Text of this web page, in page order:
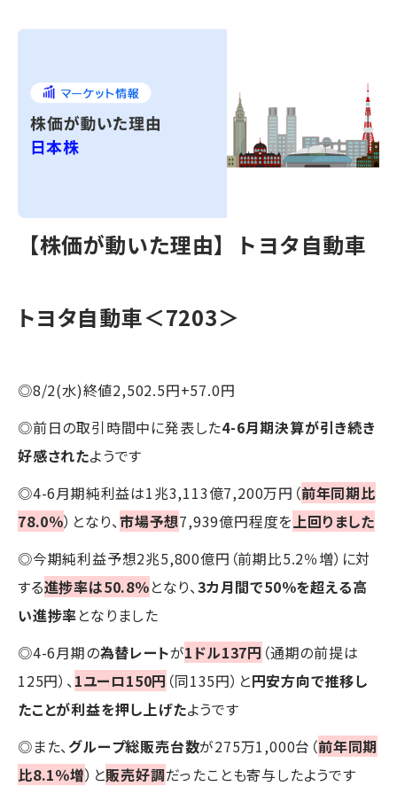
【株価が動いた理由】トヨタ自動車
トヨタ自動車＜7203＞
◎8/2(水)終値2,502.5円+57.0円
◎前日の取引時間中に発表した4-6月期決算が引き続き
好感されたようです
◎4-6月期純利益は1兆3,113億7,200万円（前年同期比
78.0％）となり、市場予想7,939億円程度を 上回りました
◎今期純利益予想2兆5,800億円（前期比5.2％増）に対
する進捗率は50.8％となり、3カ月間で50％を超える高
い進捗率となりました
◎4-6月期の為替レートが1ドル137円 （通期の前提は
125円）、 1ユーロ150円 （同135円）と円安方向で推移し
たことが利益を押し上げたようです
◎また、 グループ総販売台数が275万1,000台（前年同期
比8.1％増）と販売好調だったことも寄与したようです